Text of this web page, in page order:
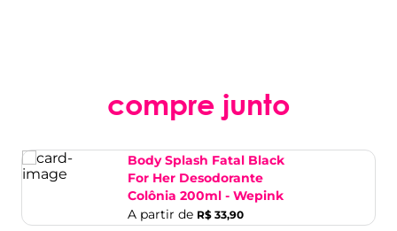
compre junto
Body Splash Fatal Black
For Her Desodorante
Colônia 200ml - Wepink
A partir de R$ 33,90